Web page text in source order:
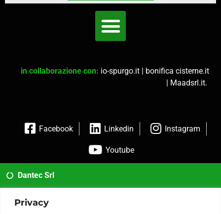
Privacy
in collaborazione con: io-spurgo.it | bonifica cisterne.it
| Maadsrl.it.
Facebook Linkedin Instagram
Youtube
Dantec Srl
02 35954173